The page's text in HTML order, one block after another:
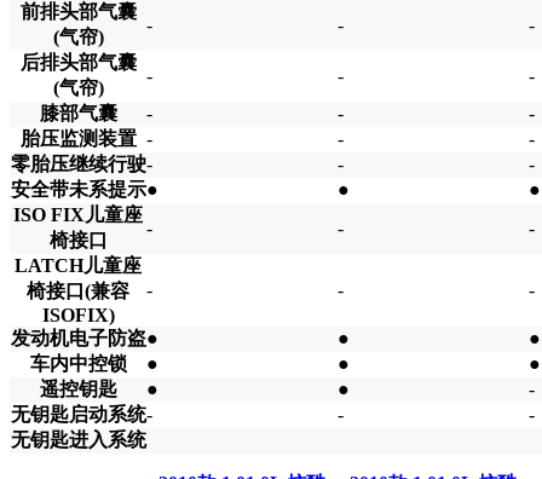
前排头部气囊
(气帘)
- -
-
后排头部气囊
(气帘)
- -
-
膝部气囊
- -
-
胎压监测装置 - -
-
零胎压继续行驶- -
-
安全带未系提示● ●
●
ISO FIX儿童座
椅接口
- -
-
LATCH儿童座
椅接口(兼容
ISOFIX)
- - -
发动机电子防盗● ●
●
车内中控锁
● ●
●
遥控钥匙
● ●
-
无钥匙启动系统- -
-
无钥匙进入系统